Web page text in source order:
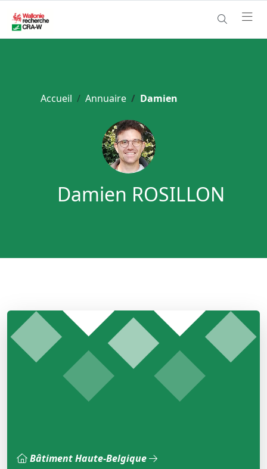
Accueil Annuaire Damien
Damien ROSILLON
Bâtiment Haute-Belgique